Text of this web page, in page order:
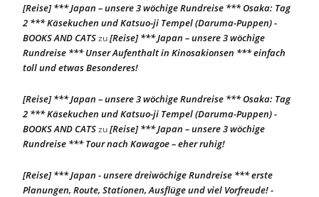
[Reise] *** Japan – unsere 3 wöchige Rundreise *** Osaka: Tag
2 *** Käsekuchen und Katsuo-ji Tempel (Daruma-Puppen) -
BOOKS AND CATSzu[Reise] *** Japan – unsere 3 wöchige
Rundreise *** Unser Aufenthalt in Kinosakionsen *** einfach
toll und etwas Besonderes!
[Reise] *** Japan – unsere 3 wöchige Rundreise *** Osaka: Tag
2 *** Käsekuchen und Katsuo-ji Tempel (Daruma-Puppen) -
BOOKS AND CATSzu[Reise] *** Japan – unsere 3 wöchige
Rundreise *** Tour nach Kawagoe – eher ruhig!
[Reise] *** Japan - unsere dreiwöchige Rundreise *** erste
Planungen, Route, Stationen, Ausflüge und viel Vorfreude! -